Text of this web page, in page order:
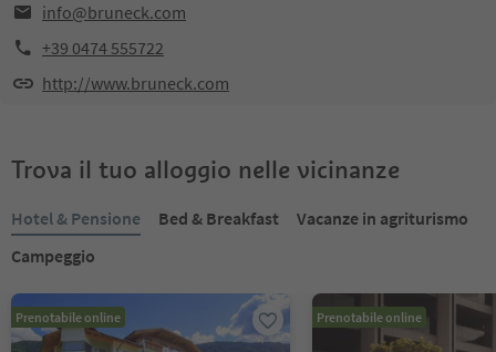
info@bruneck.com
+39 0474 555722
http://www.bruneck.com
Trova il tuo alloggio nelle vicinanze
Hotel & Pensione Bed & Breakfast
Vacanze in agriturismo
Campeggio
Prenotabile online Prenotabile online